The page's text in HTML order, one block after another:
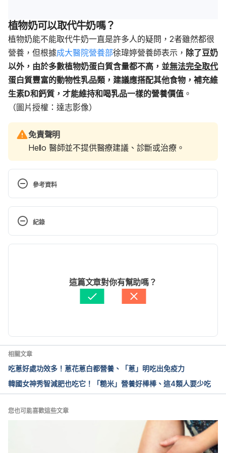
植物奶可以取代牛奶嗎？
植物奶能不能取代牛奶一直是許多人的疑問，2者雖然都很
營養，但根據成大醫院營養部徐瑋婷營養師表示， 除了豆奶
以外，由於多數植物奶蛋白質含量都不高，並無法完全取代
蛋白質豐富的動物性乳品類，建議應搭配其他食物，補充維
生素D和鈣質，才能維持和喝乳品一樣的營養價值 。
（圖片授權：達志影像）
免責聲明
Hello 醫師並不提供醫療建議、診斷或治療。
參考資料
高鈣植物奶（台灣素食營養學會）
https://www.twvns.org/info/faq/392-2021-03-29-
09-24-44 Accessed November 24, 2021
November 24, 2021
燕麥奶全球夯，環保植物「奶」 新選擇（台灣永續能
對吃素者來說，植物奶可以取代牛奶的營養價值嗎？
https://www.hpa.gov.tw/Pages/Detail.aspx?
nodeid=127&pid=7698 Accessed November 24,
https://consumer.fda.gov.tw/Food/tfndDetail.aspx?
nodeID=178&f=0&id=820 Accessed November 24,
紀錄
文子齊
張益堯營養師
更新
這篇文章對你有幫助嗎？
相關文章
吃蔥好處功效多！蔥花蔥白都營養、「蔥」明吃出免疫力
韓國女神秀智減肥也吃它！「糙米」營養好棒棒、這4類人要少吃
您也可能喜歡這些文章